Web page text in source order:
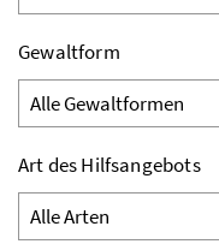
Gewaltform
Art des Hilfsangebots